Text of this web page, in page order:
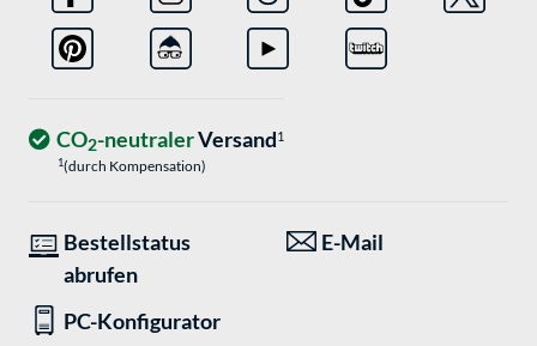
CO2-neutralerVersand1
1(durch Kompensation)
Bestellstatus
abrufen
E-Mail
PC-Konfigurator